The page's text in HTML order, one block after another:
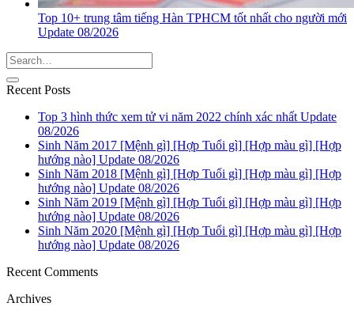
Top 10+ trung tâm tiếng Hàn TPHCM tốt nhất cho người mới
Update 08/2026
Recent Posts
Top 3 hình thức xem tử vi năm 2022 chính xác nhất Update
08/2026
Sinh Năm 2017 [Mệnh gì] [Hợp Tuổi gì] [Hợp màu gì] [Hợp
hướng nào] Update 08/2026
Sinh Năm 2018 [Mệnh gì] [Hợp Tuổi gì] [Hợp màu gì] [Hợp
hướng nào] Update 08/2026
Sinh Năm 2019 [Mệnh gì] [Hợp Tuổi gì] [Hợp màu gì] [Hợp
hướng nào] Update 08/2026
Sinh Năm 2020 [Mệnh gì] [Hợp Tuổi gì] [Hợp màu gì] [Hợp
hướng nào] Update 08/2026
Recent Comments
Archives